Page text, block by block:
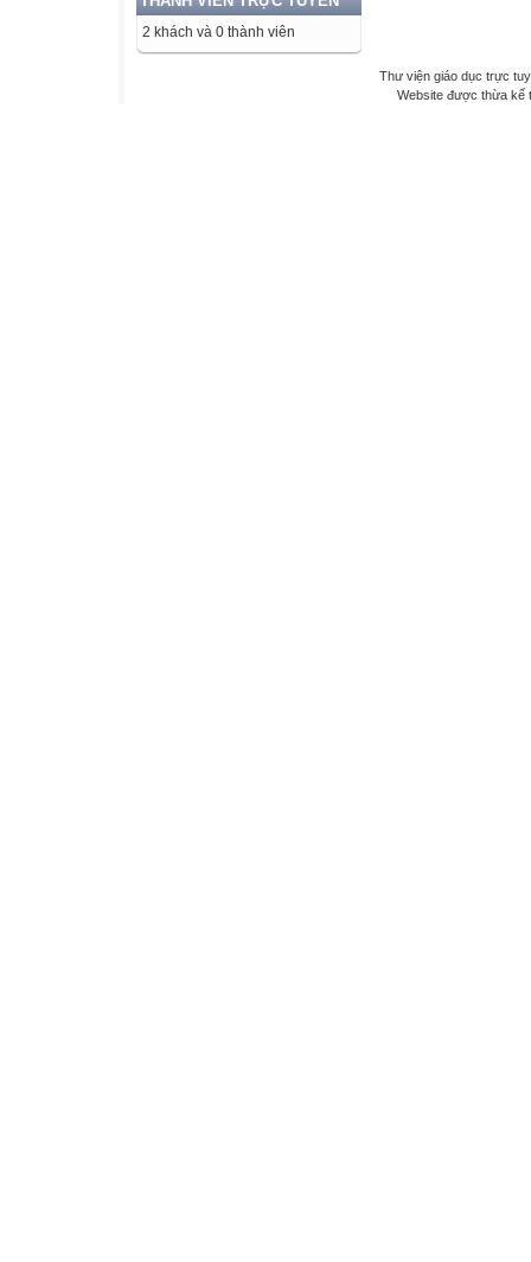
2 khách và 0 thành viên
Thư viện giáo dục trực
Website được thừa kế